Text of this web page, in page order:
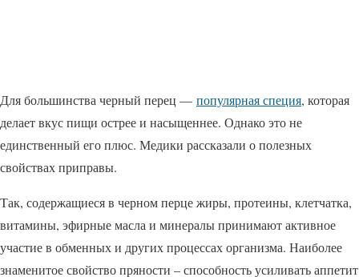
Для большинства черный перец — популярная специя, которая
делает вкус пищи острее и насыщеннее. Однако это не
единственный его плюс. Медики рассказали о полезных
свойствах приправы.
Так, содержащиеся в черном перце жиры, протеины, клетчатка,
витамины, эфирные масла и минералы принимают активное
участие в обменных и других процессах организма. Наиболее
знаменитое свойство пряности – способность усиливать аппетит